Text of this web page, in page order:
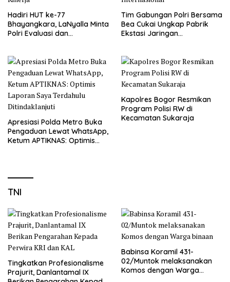
Hadiri HUT ke-77
Bhayangkara, LaNyalla Minta
Polri Evaluasi dan
Tim Gabungan Polri Bersama
Bea Cukai Ungkap Pabrik
Ekstasi Jaringan
Apresiasi Polda Metro Buka
Pengaduan Lewat WhatsApp,
Ketum APTIKNAS: Optimis
Kapolres Bogor Resmikan
Program Polisi RW di
Kecamatan Sukaraja
TNI
Tingkatkan Profesionalisme
Prajurit, Danlantamal IX
Babinsa Koramil 431-
02/Muntok melaksanakan
Komos dengan Warga